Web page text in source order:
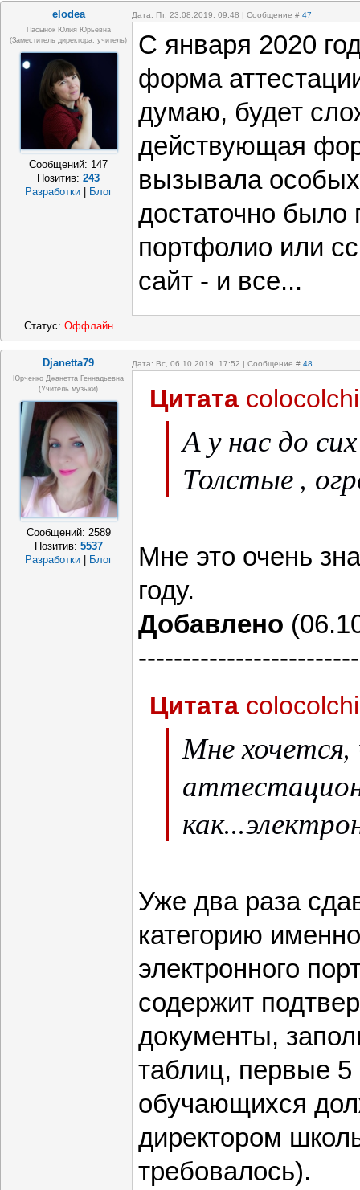
elodea Дата: Пт, 23.08.2019, 09:48 | Сообщение # 47
Пасынок Юлия Юрьевна
(заместитель директора, учитель)
Сообщений: 147
Позитив:243
Разработки
Блог
С января 2020
форма
думаю, будет
действующая
вызывала
достаточно было
портфолио или
сайт - и все...
Статус: Оффлайн
Djanetta79 Дата: Вс, 06.10.2019, 17:52 | Сообщение # 48
Юрченко Джанетта Геннадьевна
(Учитель музыки)
Сообщений: 2589
Позитив: 5537
Разработки | Блог
Цитата
А у нас до
Толстые ,
Мне это очень
году.
Добавлено
Цитата
Мне
Уже два раза
категорию
электронного
содержит
документы,
таблиц, первые
обучающихся
директором
требовалось).